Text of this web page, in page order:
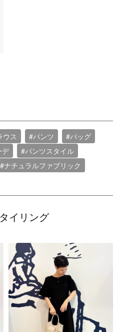
ウス #パンツ
#バッグ
デ
#パンツスタイル
#ナチュラルファブリック
イリング